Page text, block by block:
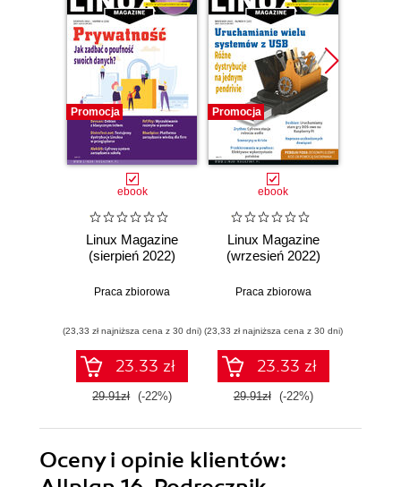
Promocja
ebook
Linux Magazine
(sierpień 2022)
Praca zbiorowa
(23,33 zł najniższa cena z 30 dni)
23.33 zł
29.91zł (-22%)
Promocja
ebook
Linux Magazine
(wrzesień 2022)
Praca zbiorowa
(23,33 zł najniższa cena z 30 dni)
23.33 zł
29.91zł (-22%)
Oceny i opinie klientów: